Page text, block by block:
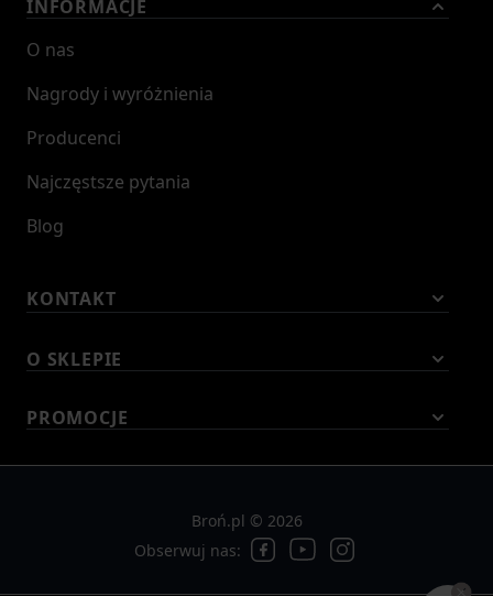
INFORMACJE
O nas
Nagrody i wyróżnienia
Producenci
Najczęstsze pytania
Blog
KONTAKT
O SKLEPIE
PROMOCJE
Broń.pl © 2026
Obserwuj nas: